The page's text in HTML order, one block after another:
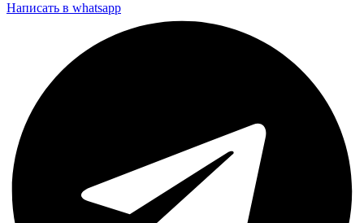
Написать в whatsapp